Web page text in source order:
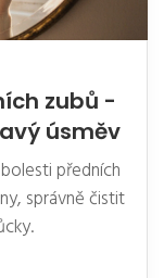
zubů -
úsměv
předních
správně čistit